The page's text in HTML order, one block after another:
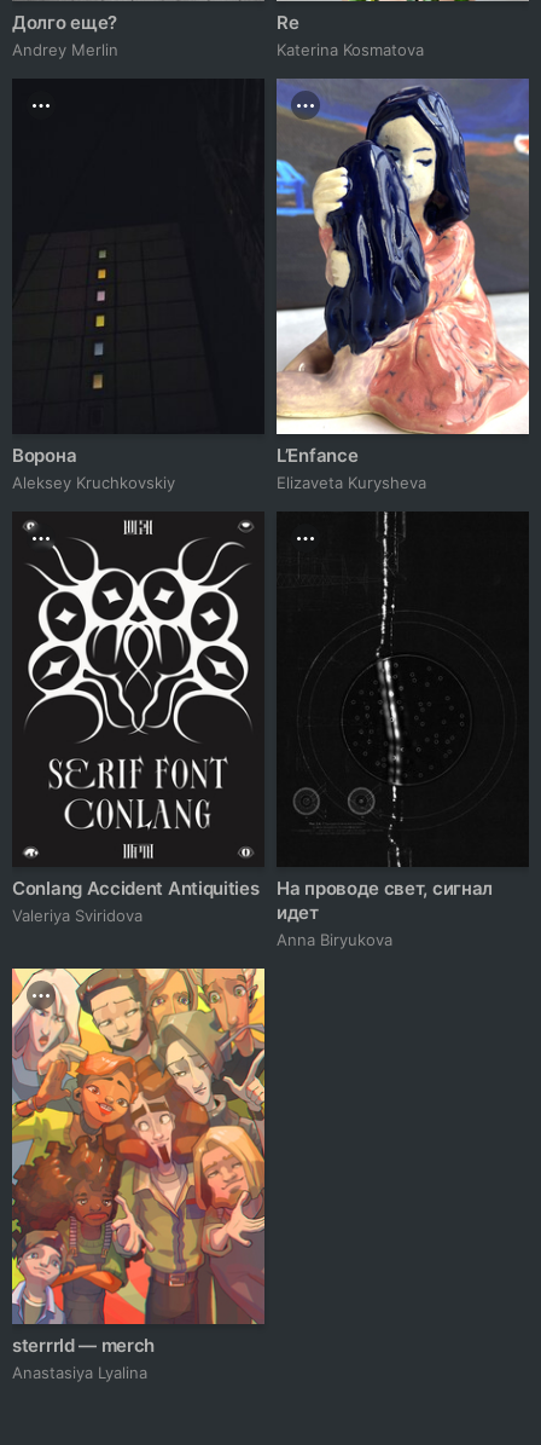
Долго еще?
Andrey Merlin
Re
Katerina Kosmatova
Ворона
Aleksey Kruchkovskiy
L’Enfance
Elizaveta Kurysheva
Conlang Accident Antiquities
Valeriya Sviridova
На проводе свет, сигнал
идет
Anna Biryukova
sterrrld — merch
Anastasiya Lyalina